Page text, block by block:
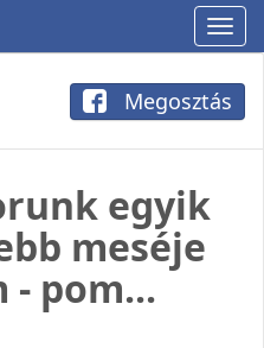
Megosztás
egyik
meséje
pom...